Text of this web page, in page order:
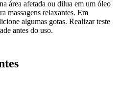
área afetada ou dilua em um óleo
massagens relaxantes. Em
algumas gotas. Realizar teste
antes do uso.